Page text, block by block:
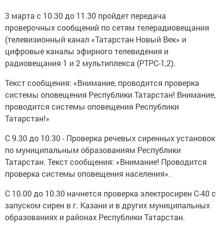
3 марта с 10.30 до 11.30 пройдет передача
проверочных сообщений по сетям телерадиовещания
(телевизионный канал «Татарстан Новый Век» и
цифровые каналы эфирного телевидения и
радиовещания 1 и 2 мультиплекса (РТРС-1,2).
Текст сообщения: «Внимание, проводится проверка
системы оповещения Республики Татарстан! Внимание,
проводится системы оповещения Республики
Татарстан!»
С 9.30 до 10.30 - Проверка речевых сиренных установок
по муниципальным образованиям Республики
Татарстан. Текст сообщения: «Внимание! Проводится
проверка системы оповещения населения».
С 10.00 до 10.30 начнется проверка электросирен С-40 с
запуском сирен в г. Казани и в других муниципальных
образованиях и районах Республики Татарстан.